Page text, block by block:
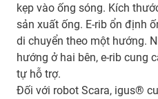
kẹp vào ống sóng. Kích
sản xuất ống. E-rib ổn định
di chuyển theo một hướng.
hướng ở hai bên, e-rib cung
tự hỗ trợ.
Đối với robot Scara, igus®